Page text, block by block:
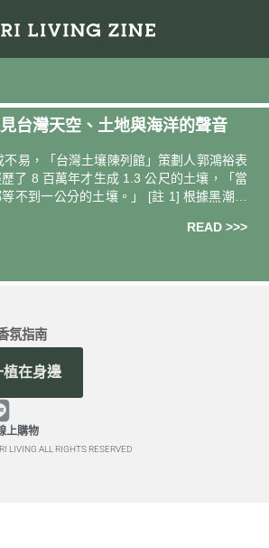
台灣天空、土地與海洋的聲音
易，「台灣土壤陳列館」策劃人郭鴻裕表
了 8 百萬年才生成 1.3 公尺的土壤，「當
不到一公分的土壤。」 [註 1] 根據黑潮海
READ >>>
上購物
ALL RIGHTS RESERVED
氛指南
在身邊